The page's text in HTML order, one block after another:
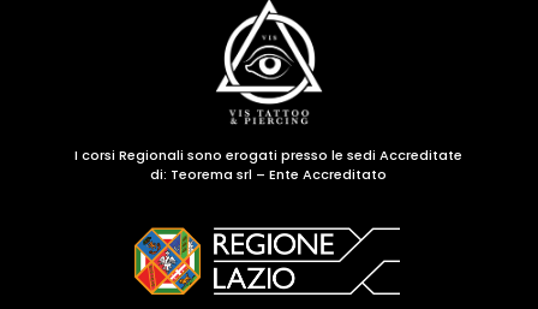
I corsi Regionali sono erogati presso le sedi Accreditate
di: Teorema srl – Ente Accreditato